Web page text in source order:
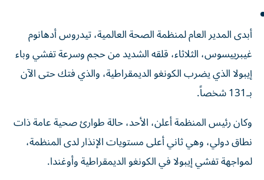
أبدى المدير العام لمنظمة الصحة العالمية، تيدروس أدهانوم
غيبرييسوس، الثلاثاء، قلقه الشديد من حجم وسرعة تفشي وباء
إيبولا الذي يضرب الكونغو الديمقراطية، والذي فتك حتى الآن
بـ131 شخصاً.
وكان رئيس المنظمة أعلن، الأحد، حالة طوارئ صحية عامة ذات
نطاق دولي، وهي ثاني أعلى مستويات الإنذار لدى المنظمة،
لمواجهة تفشي إيبولا في الكونغو الديمقراطية وأوغندا.